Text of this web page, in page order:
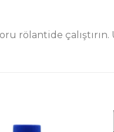
rölantide